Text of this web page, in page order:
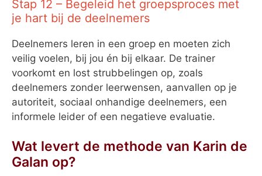
Stap 12 – Begeleid het groepsproces met
je hart bij de deelnemers
Deelnemers leren in een groep en moeten zich
veilig voelen, bij jou én bij elkaar. De trainer
voorkomt en lost strubbelingen op, zoals
deelnemers zonder leerwensen, aanvallen op je
autoriteit, sociaal onhandige deelnemers, een
informele leider of een negatieve evaluatie.
Wat levert de methode van Karin de
Galan op?